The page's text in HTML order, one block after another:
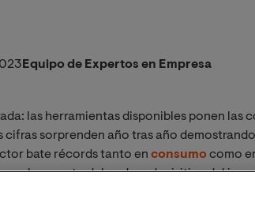
Equipo de Expertos en Empresa
las herramientas disponibles ponen las
cifras sorprenden año tras año
bate récords tanto en consumocomo
el aumento del poder adquisitivo del
en videojuegos en el currículum de sus